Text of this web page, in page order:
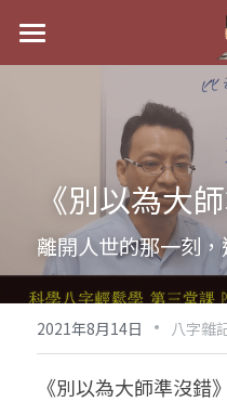
最新消息
實體經營
祖傳命理
手工印鑑
課程介紹
五行八字學
後天派陽宅
Blog
黃金會員專區
八字雜記
試閱專區
Podcast聽書
線上學苑
《別以為大
離開人世的那一刻
2021年8月14日 · 八字雜
《別以為大師準沒錯》
八字線上完整班
科學八字推理PDF
《十神高階實戰錄》
1美元超值PDF